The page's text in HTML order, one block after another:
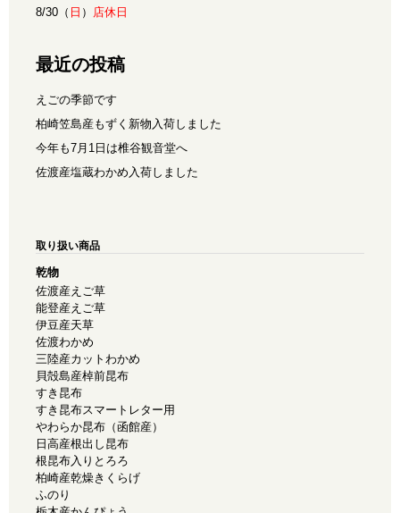
8/30（ 日 ） 店休日
最近の投稿
えごの季節です
柏崎笠島産もずく新物入荷しました
今年も7月1日は椎谷観音堂へ
佐渡産塩蔵わかめ入荷しました
取り扱い商品
乾物
佐渡産えご草
能登産えご草
伊豆産天草
佐渡わかめ
三陸産カットわかめ
貝殻島産棹前昆布
すき昆布
すき昆布スマートレター用
やわらか昆布（函館産）
日高産根出し昆布
根昆布入りとろろ
柏崎産乾燥きくらげ
ふのり